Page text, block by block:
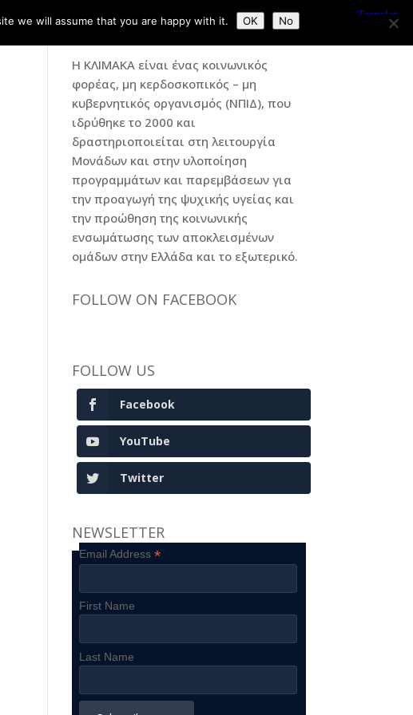
Η ΚΛΙΜΑΚΑ είναι ένας κοινωνικός
φορέας, μη κερδοσκοπικός – μη
κυβερνητικός οργανισμός (ΝΠΙΔ), που
ιδρύθηκε το 2000 και
δραστηριοποιείται στη λειτουργία
Μονάδων και στην υλοποίηση
προγραμμάτων και παρεμβάσεων για
την προαγωγή της ψυχικής υγείας και
την προώθηση της κοινωνικής
ενσωμάτωσης των αποκλεισμένων
ομάδων στην Ελλάδα και το εξωτερικό.
FOLLOW ON FACEBOOK
FOLLOW US
Facebook
YouTube
Twitter
NEWSLETTER
Email Address*
First Name
Last Name
we will assume that you are happy with it. OK No